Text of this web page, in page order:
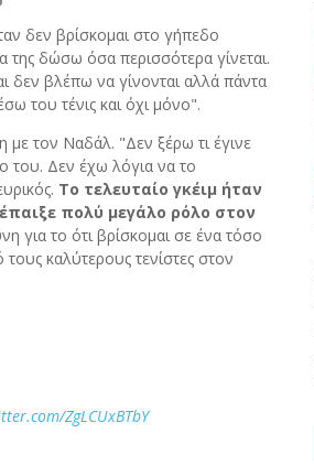
δεν βρίσκομαι στο γήπεδο
δώσω όσα περισσότερα γίνεται.
δεν βλέπω να γίνονται αλλά πάντα
του τένις και όχι μόνο".
με τον Ναδάλ. "Δεν ξέρω τι έγινε
του. Δεν έχω λόγια να το
Το τελευταίο γκέιμ ήταν
πολύ μεγάλο ρόλο στον
για το ότι βρίσκομαι σε ένα τόσο
καλύτερους τενίστες στον
ZgLCUxBTbY